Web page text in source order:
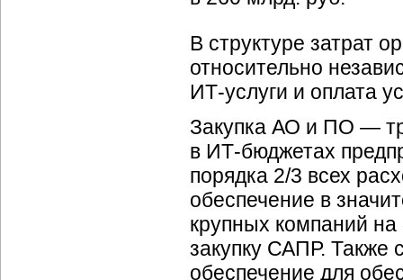
В структуре затрат
относительно
ИТ-услуги и оплата
Закупка АО и ПО —
в ИТ-бюджетах
порядка 2/3 всех
обеспечение в
крупных компаний
закупку САПР. Также
обеспечение для